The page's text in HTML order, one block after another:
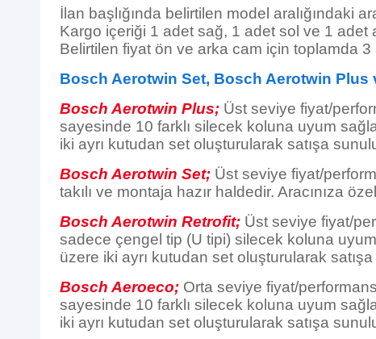
İlan başlığında belirtilen model aralığındaki
Kargo içeriği 1 adet sağ, 1 adet sol ve 1 adet
Belirtilen fiyat ön ve arka cam için toplamda
Bosch Aerotwin Set, Bosch Aerotwin
Bosch Aerotwin Plus; Üst seviye fiyat/
sayesinde 10 farklı silecek koluna uyum
iki ayrı kutudan set oluşturularak satışa
Bosch Aerotwin Set; Üst seviye fiyat/
takılı ve montaja hazır haldedir. Aracınıza
Bosch Aerotwin Retrofit; Üst seviye fiyat/
sadece çengel tip (U tipi) silecek koluna
üzere iki ayrı kutudan set oluşturularak
Bosch Aeroeco; Orta seviye fiyat/
sayesinde 10 farklı silecek koluna uyum
iki ayrı kutudan set oluşturularak satışa